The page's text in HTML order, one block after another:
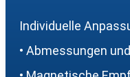
Individuelle
• Abmessungen